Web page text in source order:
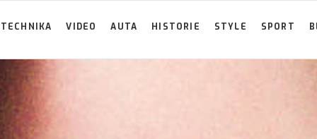
TECHNIKA VIDEO AUTA HISTORIE STYLE SPORT